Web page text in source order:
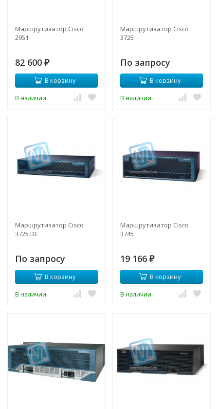
Маршрутизатор Cisco
2951
82 600 ₽
В корзину
В наличии
Маршрутизатор Cisco
3725
По запросу
В корзину
В наличии
Маршрутизатор Cisco
3725 DC
По запросу
В корзину
В наличии
Маршрутизатор Cisco
3745
19 166 ₽
В корзину
В наличии